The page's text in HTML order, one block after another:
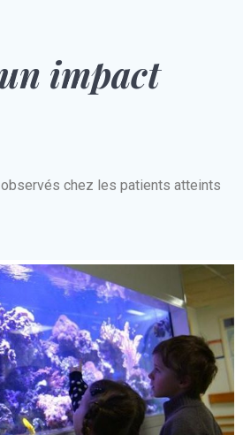
un impact
chez les patients atteints